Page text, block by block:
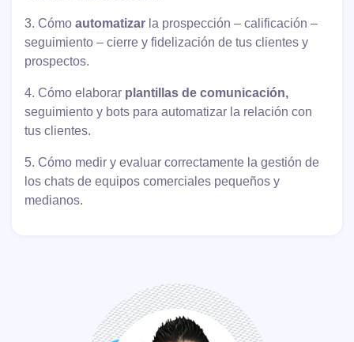
3. Cómo automatizar la prospección – calificación –
seguimiento – cierre y fidelización de tus clientes y
prospectos.
4. Cómo elaborar plantillas de comunicación,
seguimiento y bots para automatizar la relación con
tus clientes.
5. Cómo medir y evaluar correctamente la gestión de
los chats de equipos comerciales pequeños y
medianos.